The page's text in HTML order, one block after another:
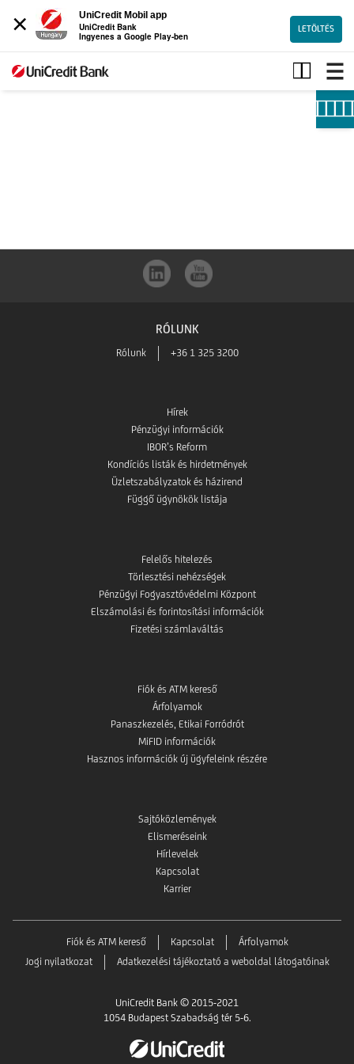
×
UniCredit Mobil app
UniCredit Bank
Ingyenes a Google Play-ben
LETÖLTÉS
Vállalatok
RÓLUNK
Rólunk +36 1 325 3200
Hírek
Pénzügyi információk
IBOR’s Reform
Kondíciós listák és hirdetmények
Üzletszabályzatok és házirend
Függő ügynökök listája
Felelős hitelezés
Törlesztési nehézségek
Pénzügyi Fogyasztóvédelmi Központ
Elszámolási és forintosítási információk
Fizetési számlaváltás
Fiók és ATM kereső
Árfolyamok
Panaszkezelés, Etikai Forródrót
MiFID információk
Hasznos információk új ügyfeleink részére
Sajtóközlemények
Elismeréseink
Hírlevelek
Kapcsolat
Karrier
Fiók és ATM kereső Kapcsolat
Árfolyamok
Jogi nyilatkozat
Adatkezelési tájékoztató a weboldal látogatóinak
UniCredit Bank © 2015-2021
1054 Budapest Szabadság tér 5-6.